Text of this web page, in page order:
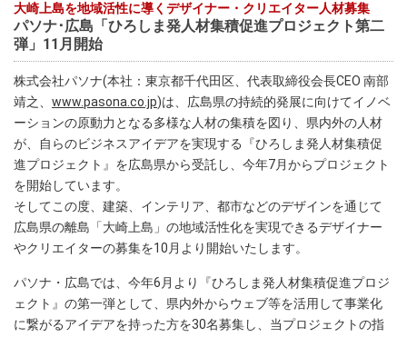
大崎上島を地域活性に導くデザイナー・クリエイター人材募集
パソナ･広島「ひろしま発人材集積促進プロジェクト第二
弾」11月開始
株式会社パソナ(本社：東京都千代田区、代表取締役会長CEO 南部
靖之、 www.pasona.co.jp)は、広島県の持続的発展に向けてイノベ
ーションの原動力となる多様な人材の集積を図り、県内外の人材
が、自らのビジネスアイデアを実現する『ひろしま発人材集積促
進プロジェクト』を広島県から受託し、今年7月からプロジェクト
を開始しています。
そしてこの度、建築、インテリア、都市などのデザインを通じて
広島県の離島「大崎上島」の地域活性化を実現できるデザイナー
やクリエイターの募集を10月より開始いたします。
パソナ・広島では、今年6月より『ひろしま発人材集積促進プロジ
ェクト』の第一弾として、県内外からウェブ等を活用して事業化
に繋がるアイデアを持った方を30名募集し、当プロジェクトの指